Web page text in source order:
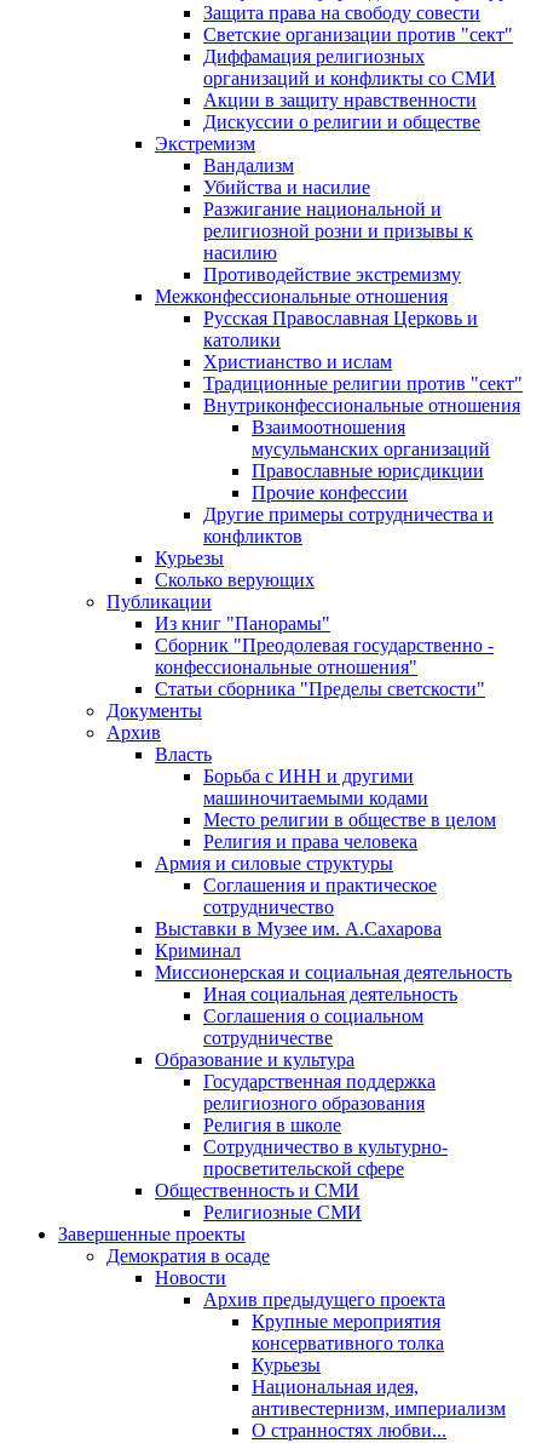
Защита права на свободу совести
Светские организации против "сект"
Диффамация религиозных
организаций и конфликты со СМИ
Акции в защиту нравственности
Дискуссии о религии и обществе
Экстремизм
Вандализм
Убийства и насилие
Разжигание национальной и
религиозной розни и призывы к
насилию
Противодействие экстремизму
Межконфессиональные отношения
Русская Православная Церковь и
католики
Христианство и ислам
Традиционные религии против "сект"
Внутриконфессиональные отношения
Взаимоотношения
мусульманских организаций
Православные юрисдикции
Прочие конфессии
Другие примеры сотрудничества и
конфликтов
Курьезы
Сколько верующих
Публикации
Из книг "Панорамы"
Сборник "Преодолевая государственно -
конфессиональные отношения"
Статьи сборника "Пределы светскости"
Документы
Архив
Власть
Борьба с ИНН и другими
машиночитаемыми кодами
Место религии в обществе в целом
Религия и права человека
Армия и силовые структуры
Соглашения и практическое
сотрудничество
Выставки в Музее им. А.Сахарова
Криминал
Миссионерская и социальная деятельность
Иная социальная деятельность
Соглашения о социальном
сотрудничестве
Образование и культура
Государственная поддержка
религиозного образования
Религия в школе
Сотрудничество в культурно-
просветительской сфере
Общественность и СМИ
Религиозные СМИ
Завершенные проекты
Демократия в осаде
Новости
Архив предыдущего проекта
Крупные мероприятия
консервативного толка
Курьезы
Национальная идея,
антивестернизм, империализм
О странностях любви...